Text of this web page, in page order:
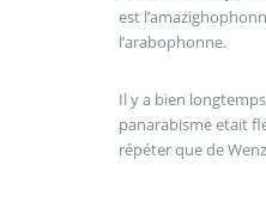
est
l’arabophonne.
Il y a bien
panarabisme etait
répéter que de